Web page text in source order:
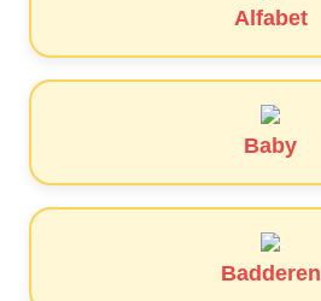
Alfabet
Baby
Badderen